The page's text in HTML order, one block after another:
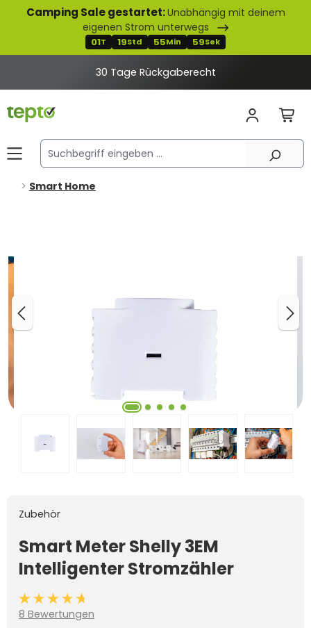
springen
Camping Sale gestartet:Unabhängig mit deinem
eigenen Strom unterwegs
01T 19Std 55Min 59Sek
30 Tage Rückgaberecht
Smart Home
Zubehör
Smart Meter Shelly 3EM
Intelligenter Stromzähler
Durchschnittliche Bewertung von 4.7 von 5 Sternen
8 Bewertungen